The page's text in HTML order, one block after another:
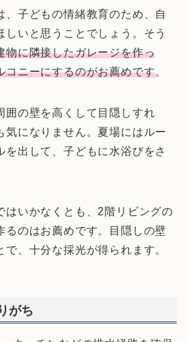
、子どもの情緒教育のため、自
しいと思うことでしょう。そう
物に隣接したガレージを作っ
コニーにするのがお薦めです。
囲の壁を高くして目隠しすれ
気になりません。夏場にはルー
を出して、子どもに水浴びをさ
はいかなくとも、2階リビングの
るのはお薦めです。目隠しの壁
で、十分な採光が得られます。
がち